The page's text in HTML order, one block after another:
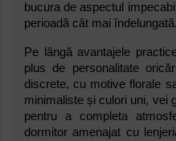
bucura de aspectul
perioadă cât mai îndelungată.
Pe lângă avantajele
plus de personalitate
discrete, cu motive florale
minimaliste și culori uni, vei
pentru a completa
dormitor amenajat cu